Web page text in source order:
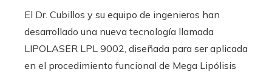
El Dr. Cubillos y su equipo de ingenieros han
desarrollado una nueva tecnología llamada
LIPOLASER LPL 9002, diseñada para ser aplicada
en el procedimiento funcional de Mega Lipólisis